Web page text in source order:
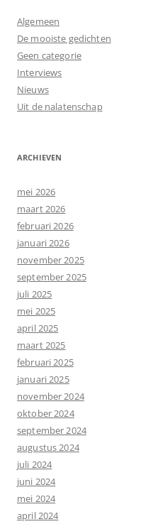
Algemeen
De mooiste gedichten
Geen categorie
Interviews
Nieuws
Uit de nalatenschap
ARCHIEVEN
mei 2026
maart 2026
februari 2026
januari 2026
november 2025
september 2025
juli 2025
mei 2025
april 2025
maart 2025
februari 2025
januari 2025
november 2024
oktober 2024
september 2024
augustus 2024
juli 2024
juni 2024
mei 2024
april 2024